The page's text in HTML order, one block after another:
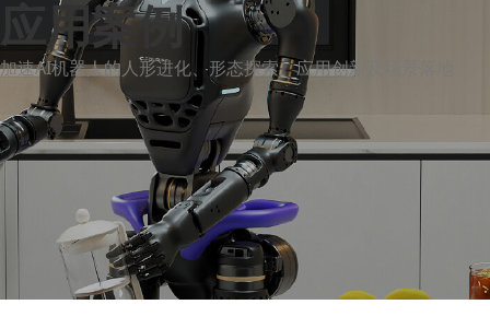
应用案例
加速AI机器人的人形进化、形态探索、应用创新及场景落地